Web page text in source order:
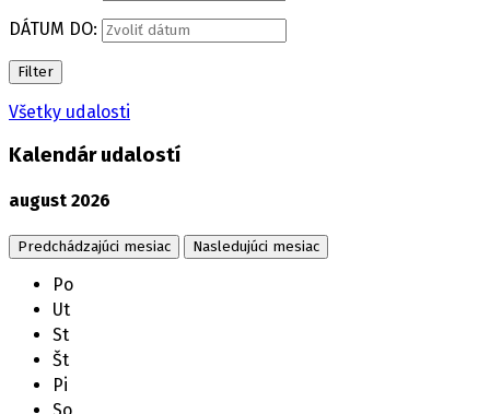
DÁTUM DO:
Filter
Všetky udalosti
Kalendár udalostí
august 2026
Predchádzajúci mesiac Nasledujúci mesiac
Po
Ut
St
Št
Pi
So